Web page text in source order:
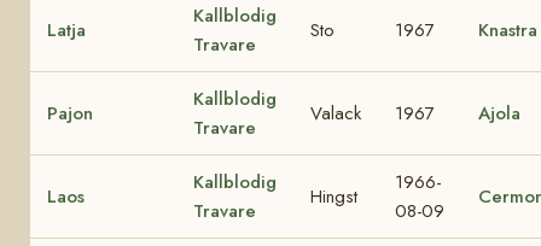
Latja
Kallblodig
Travare
Sto 1967 Knastra
Pajon
Kallblodig
Travare
Valack 1967 Ajola
Laos
Kallblodig
Travare
Hingst
1966-
08-09